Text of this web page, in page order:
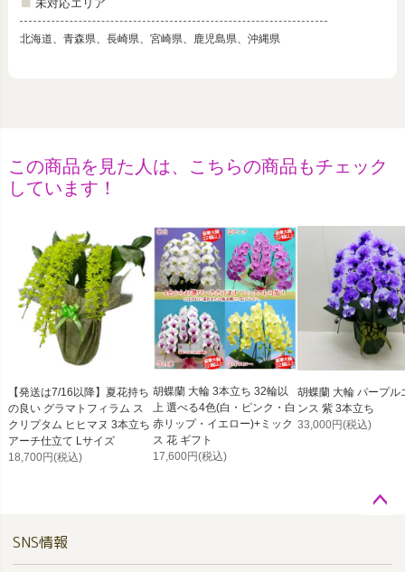
未対応エリア
北海道、青森県、長崎県、宮崎県、鹿児島県、沖縄県
この商品を見た人は、こちらの商品もチェック
しています！
【発送は7/16以降】夏花持ち
の良い グラマトフィラム ス
クリプタム ヒヒマヌ 3本立ち
アーチ仕立て Lサイズ
18,700円(税込)
胡蝶蘭 大輪 3本立ち 32輪以
上 選べる4色(白・ピンク・白
赤リップ・イエロー)+ミック
ス 花 ギフト
17,600円(税込)
胡蝶蘭 大輪 パープル
ンス 紫 3本立ち
33,000円(税込)
ップ
SNS情報